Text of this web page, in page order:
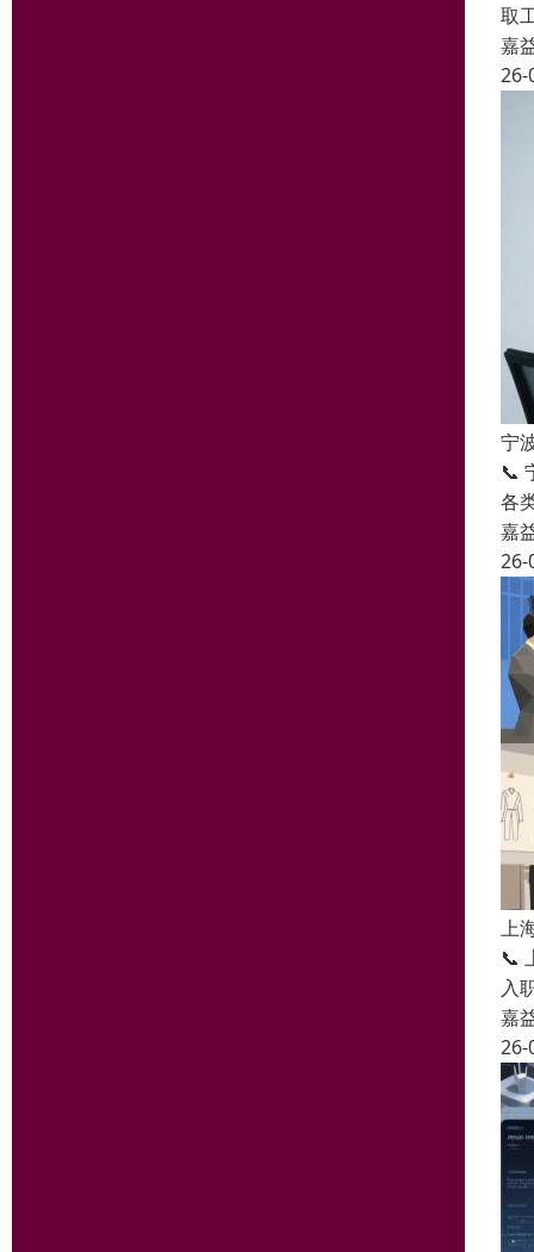
取
嘉
26-
宁
📞
各
嘉
26-
上
📞
入
嘉
26-